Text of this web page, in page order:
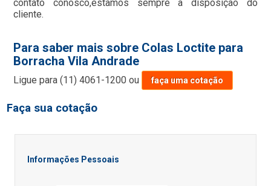
contato conosco,estamos sempre a disposição do
cliente.
Para saber mais sobre Colas Loctite para
Borracha Vila Andrade
Ligue para(11) 4061-1200 ou faça uma cotação
Faça sua cotação
Informações Pessoais